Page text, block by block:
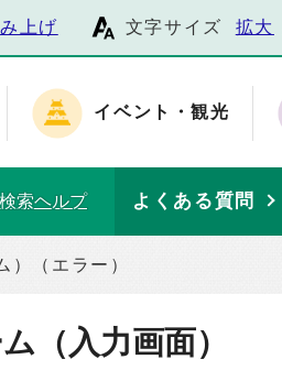
上げ 文字サイズ 拡大
イベント・観光
検索ヘルプ よくある質問
）（エラー）
（入力画面）